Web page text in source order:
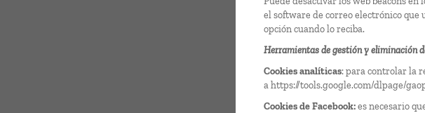
el software de correo electrónico que
opción cuando lo reciba.
Herramientas de gestión y eliminación
Cookies analíticas: para controlar la
ahttps://tools.google.com/dlpage/
Cookies deFacebook:es necesario